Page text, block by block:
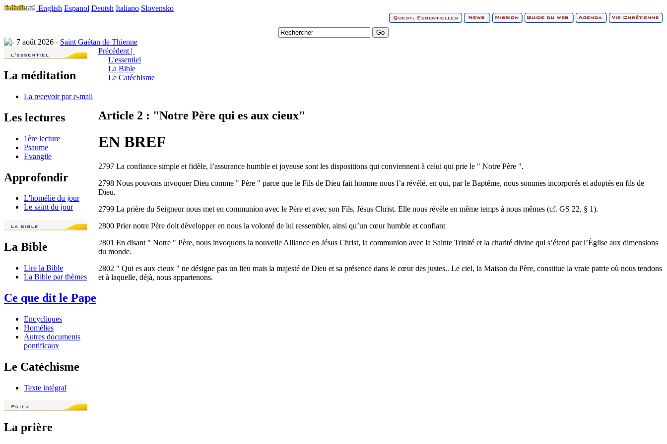
English Espanol Deutsh Italiano Slovensko
7 août 2026 - Saint Gaétan de Thienne
La méditation
La recevoir par e-mail
Les lectures
1ère lecture
Psaume
Evangile
Approfondir
L'homélie du jour
Le saint du jour
La Bible
Lire la Bible
La Bible par thèmes
Ce que dit le Pape
Encycliques
Homélies
Autres documents
pontificaux
Le Catéchisme
Texte intégral
La prière
Précédent |
L'essentiel
La Bible
Le Catéchisme
Article 2 : "Notre Père qui es aux cieux"
EN BREF
2797 La confiance simple et fidèle, l’assurance humble et joyeuse sont les dispositions qui conviennent à celui qui prie le " Notre Père ".
2798 Nous pouvons invoquer Dieu comme " Père " parce que le Fils de Dieu fait homme nous l’a révélé, en qui, par le Baptême, nous sommes incorporés et adoptés en fils de
Dieu.
2799 La prière du Seigneur nous met en communion avec le Père et avec son Fils, Jésus Christ. Elle nous révèle en même temps à nous mêmes (cf. GS 22, § 1).
2800 Prier notre Père doit développer en nous la volonté de lui ressembler, ainsi qu’un cœur humble et confiant
2801 En disant " Notre " Père, nous invoquons la nouvelle Alliance en Jésus Christ, la communion avec la Sainte Trinité et la charité divine qui s’étend par l’Église aux dimensions
du monde.
2802 " Qui es aux cieux " ne désigne pas un lieu mais la majesté de Dieu et sa présence dans le cœur des justes.. Le ciel, la Maison du Père, constitue la vraie patrie où nous tendons
et à laquelle, déjà, nous appartenons.